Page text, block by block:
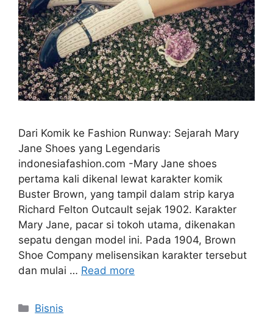
Dari Komik ke Fashion Runway: Sejarah Mary
Jane Shoes yang Legendaris
indonesiafashion.com -Mary Jane shoes
pertama kali dikenal lewat karakter komik
Buster Brown, yang tampil dalam strip karya
Richard Felton Outcault sejak 1902. Karakter
Mary Jane, pacar si tokoh utama, dikenakan
sepatu dengan model ini. Pada 1904, Brown
Shoe Company melisensikan karakter tersebut
dan mulai … Read more
Categories
Bisnis